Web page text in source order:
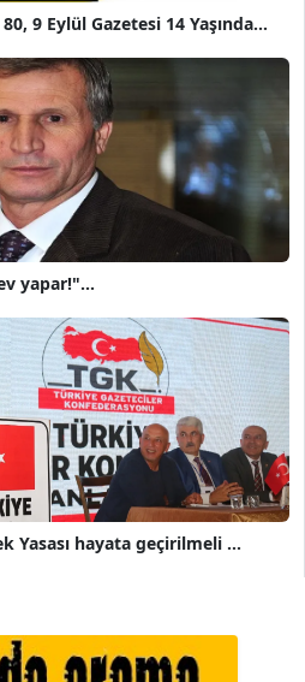
9 Eylül Gazetesi 14 Yaşında...
yapar!"...
Yasası hayata geçirilmeli ...